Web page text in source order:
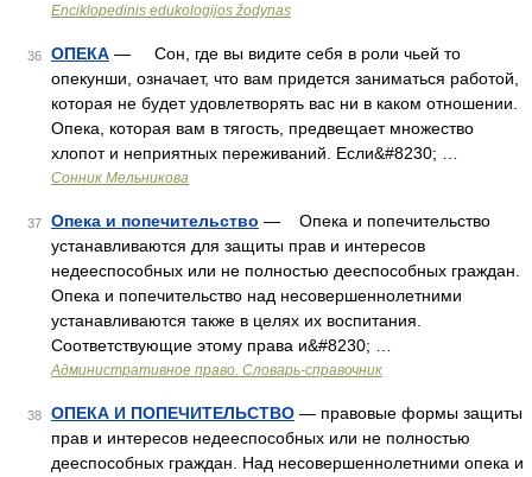
Enciklopedinis edukologijos žodynas
36 ОПЕКА — Сон, где вы видите себя в роли чьей то
опекунши, означает, что вам придется заниматься работой,
которая не будет удовлетворять вас ни в каком отношении.
Опека, которая вам в тягость, предвещает множество
хлопот и неприятных переживаний. Если&#8230; …
Сонник Мельникова
37 Опека и попечительство — Опека и попечительство
устанавливаются для защиты прав и интересов
недееспособных или не полностью дееспособных граждан.
Опека и попечительство над несовершеннолетними
устанавливаются также в целях их воспитания.
Соответствующие этому права и&#8230; …
Административное право. Словарь-справочник
38 ОПЕКА И ПОПЕЧИТЕЛЬСТВО — правовые формы защиты
прав и интересов недееспособных или не полностью
дееспособных граждан. Над несовершеннолетними опека и